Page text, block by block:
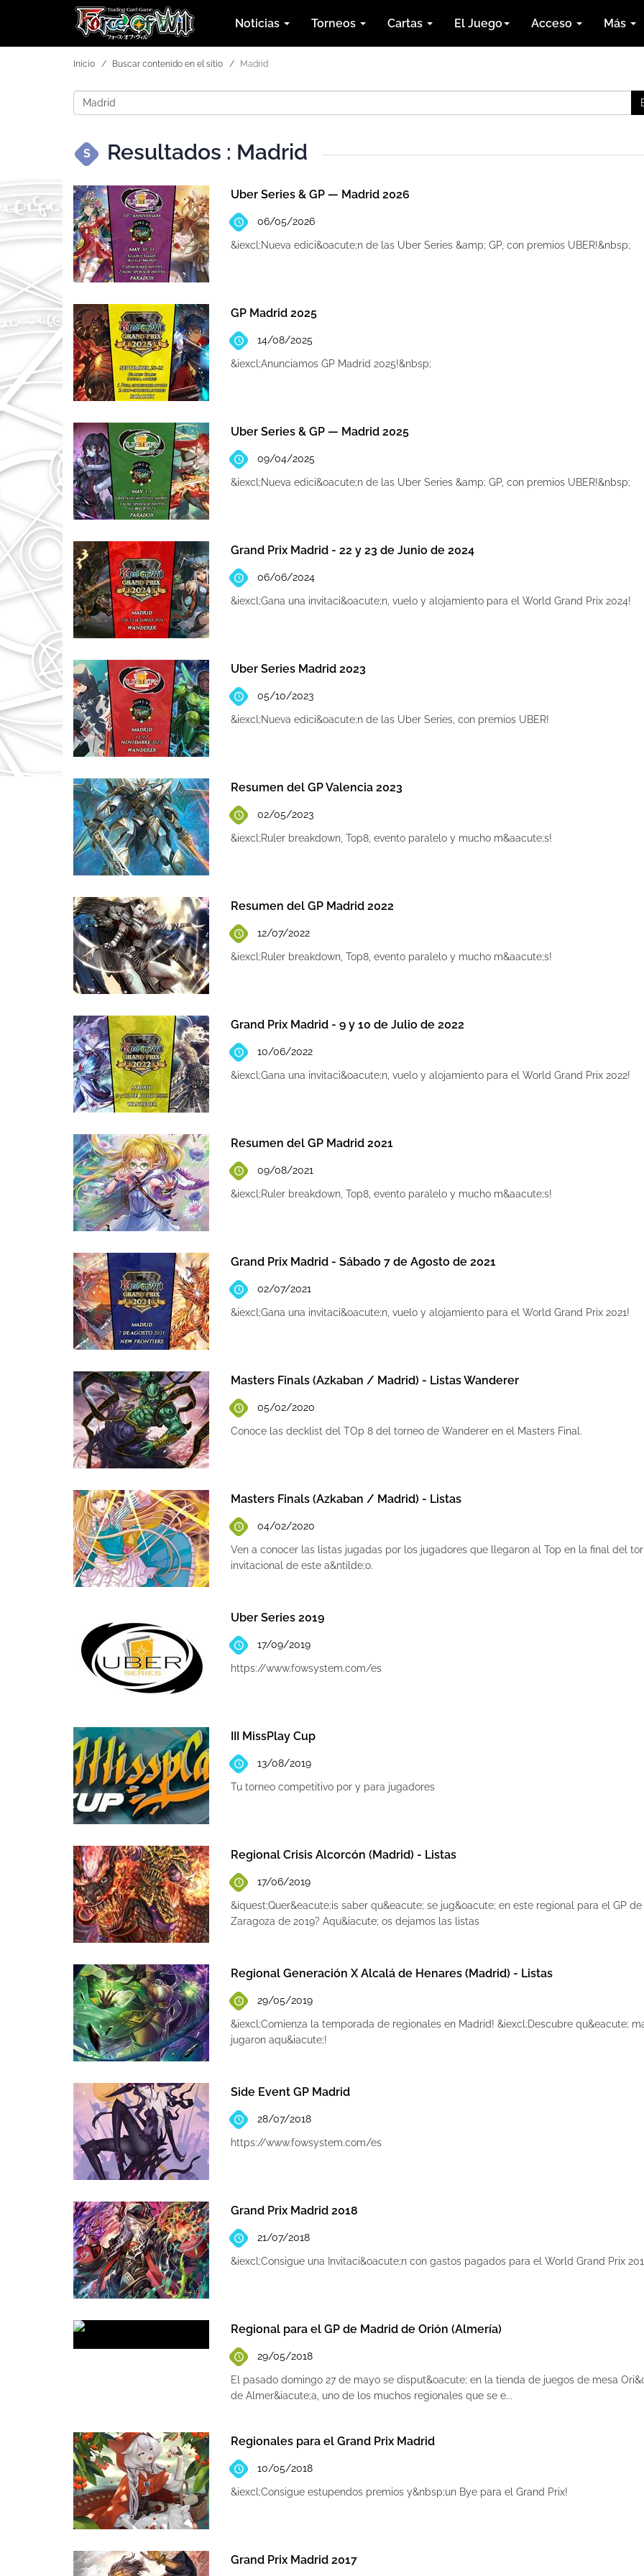
Noticias Torneos Cartas El Juego Acceso Más
Inicio Buscar contenido en el sitio Madrid
S Resultados : Madrid
Uber Series & GP — Madrid 2026
06/05/2026
&iexcl;Nueva edici&oacute;n de las Uber Series &amp; GP, con premios UBER!&nbsp;
GP Madrid 2025
14/08/2025
&iexcl;Anunciamos GP Madrid 2025!&nbsp;
Uber Series & GP — Madrid 2025
09/04/2025
&iexcl;Nueva edici&oacute;n de las Uber Series &amp; GP, con premios UBER!&nbsp;
Grand Prix Madrid - 22 y 23 de Junio de 2024
06/06/2024
&iexcl;Gana una invitaci&oacute;n, vuelo y alojamiento para el World Grand Prix 2024!
Uber Series Madrid 2023
05/10/2023
&iexcl;Nueva edici&oacute;n de las Uber Series, con premios UBER!
Resumen del GP Valencia 2023
02/05/2023
&iexcl;Ruler breakdown, Top8, evento paralelo y mucho m&aacute;s!
Resumen del GP Madrid 2022
12/07/2022
&iexcl;Ruler breakdown, Top8, evento paralelo y mucho m&aacute;s!
Grand Prix Madrid - 9 y 10 de Julio de 2022
10/06/2022
&iexcl;Gana una invitaci&oacute;n, vuelo y alojamiento para el World Grand Prix 2022!
Resumen del GP Madrid 2021
09/08/2021
&iexcl;Ruler breakdown, Top8, evento paralelo y mucho m&aacute;s!
Grand Prix Madrid - Sábado 7 de Agosto de 2021
02/07/2021
&iexcl;Gana una invitaci&oacute;n, vuelo y alojamiento para el World Grand Prix 2021!
Masters Finals (Azkaban / Madrid) - Listas Wanderer
05/02/2020
Conoce las decklist del TOp 8 del torneo de Wanderer en el Masters Final.
Masters Finals (Azkaban / Madrid) - Listas
04/02/2020
Ven a conocer las listas jugadas por los jugadores que llegaron al Top en la final del
invitacional de este a&ntilde;o.
Uber Series 2019
17/09/2019
https://www.fowsystem.com/es
III MissPlay Cup
13/08/2019
Tu torneo competitivo por y para jugadores
Regional Crisis Alcorcón (Madrid) - Listas
17/06/2019
&iquest;Quer&eacute;is saber qu&eacute; se jug&oacute; en este regional para el GP de
Zaragoza de 2019? Aqu&iacute; os dejamos las listas
Regional Generación X Alcalá de Henares (Madrid) - Listas
29/05/2019
&iexcl;Comienza la temporada de regionales en Madrid! &iexcl;Descubre qu&eacute;
jugaron aqu&iacute;!
Side Event GP Madrid
28/07/2018
https://www.fowsystem.com/es
Grand Prix Madrid 2018
21/07/2018
&iexcl;Consigue una Invitaci&oacute;n con gastos pagados para el World Grand Prix
Regional para el GP de Madrid de Orión (Almería)
29/05/2018
El pasado domingo 27 de mayo se disput&oacute; en la tienda de juegos de mesa
de Almer&iacute;a, uno de los muchos regionales que se e...
Regionales para el Grand Prix Madrid
10/05/2018
&iexcl;Consigue estupendos premios y&nbsp;un Bye para el Grand Prix!
Grand Prix Madrid 2017